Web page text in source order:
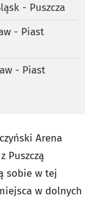
- Puszcza
- Piast
- Piast
Arena
Puszczą
sobie w tej
w dolnych